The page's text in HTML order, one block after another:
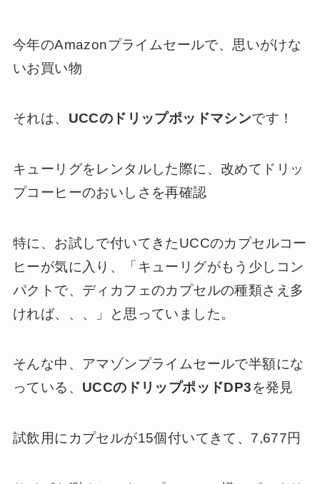
今年のAmazonプライムセールで、思いがけな
いお買い物
それは、 UCCのドリップポッドマシンです！
キューリグをレンタルした際に、改めてドリッ
プコーヒーのおいしさを再確認
特に、お試しで付いてきたUCCのカプセルコー
ヒーが気に入り、「キューリグがもう少しコン
パクトで、ディカフェのカプセルの種類さえ多
ければ、、、」と思っていました。
そんな中、アマゾンプライムセールで半額にな
っている、 UCCのドリップポッドDP3を発見
試飲用にカプセルが15個付いてきて、7,677円